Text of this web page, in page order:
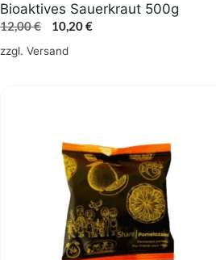
Bioaktives Sauerkraut 500g
12,00€
Ursprünglicher
Preis
10,20€Aktueller
zzgl. Versand